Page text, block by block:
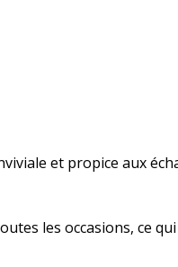
et propice aux
les occasions, ce